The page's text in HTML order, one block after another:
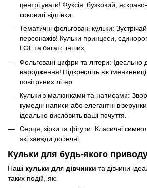
центрі уваги! Фуксія, бузковий,
соковиті відтінки.
Тематичні фольговані кульки:
персонажів! Кульки-принцеси,
LOL та багато інших.
Фольговані цифри та літери: Ідеально
народження! Підкресліть вік
повітряних літер.
Кульки з малюнками та написами:
кумедні написи або елегантні
ідеально висловить ваші почуття.
Серця, зірки та фігури: Класичні
які завжди доречні.
Кульки для будь-якого приводу
Наші кульки для дівчинки та дівчини
таких подій, як: